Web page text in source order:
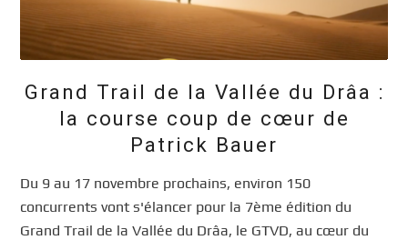
Grand Trail de la Vallée du Drâa :
la course coup de cœur de
Patrick Bauer
Du 9 au 17 novembre prochains, environ 150
concurrents vont s'élancer pour la 7ème édition du
Grand Trail de la Vallée du Drâa, le GTVD, au cœur du